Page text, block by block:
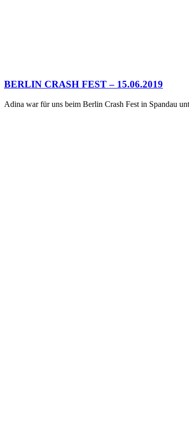
BERLIN CRASH FEST – 15.06.2019
Adina war für uns beim Berlin Crash Fest in Spandau